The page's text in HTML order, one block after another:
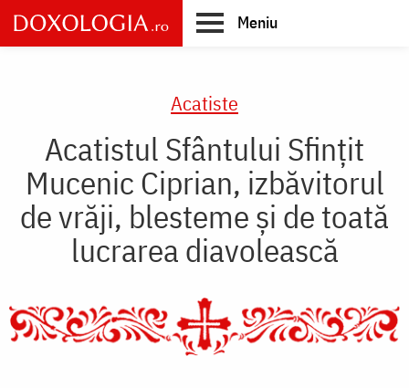
Skip
to
main
Meniu
Acatiste
Acatistul Sfântului Sfințit
Mucenic Ciprian, izbăvitorul
de vrăji, blesteme și de toată
lucrarea diavolească